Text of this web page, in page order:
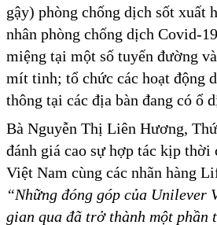
gậy) phòng chống dịch sốt xuất
nhân phòng chống dịch Covid-
miệng tại một số tuyến đường
mít tinh; tổ chức các hoạt động
thông tại các địa bàn đang có ổ
Bà Nguyễn Thị Liên Hương,
đánh giá cao sự hợp tác kịp thời
Việt Nam cùng các nhãn hàng
“Những đóng góp của Unilever
gian qua đã trở thành một phần